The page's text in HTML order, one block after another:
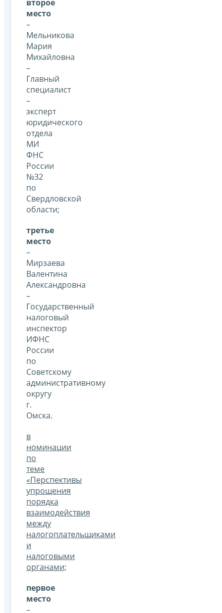
второе
место
–
Мельникова
Мария
Михайловна
–
Главный
специалист
–
эксперт
юридического
отдела
МИ
ФНС
России
№32
по
Свердловской
области;
третье
место
–
Мирзаева
Валентина
Александровна
–
Государственный
налоговый
инспектор
ИФНС
России
по
Советскому
административному
округу
г.
Омска.
в
номинации
по
теме
«Перспективы
упрощения
порядка
взаимодействия
между
налогоплательщиками
и
налоговыми
органами;
первое
место
–